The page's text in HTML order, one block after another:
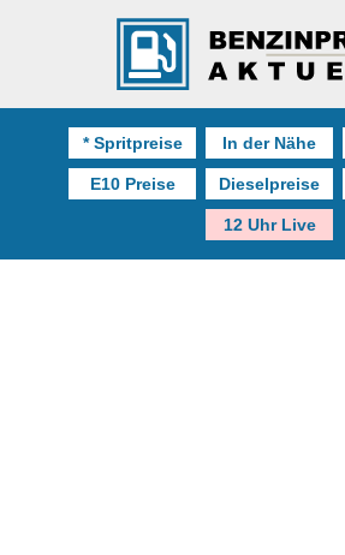
* Spritpreise In der Nähe
E10 Preise Dieselpreise
12 Uhr Live